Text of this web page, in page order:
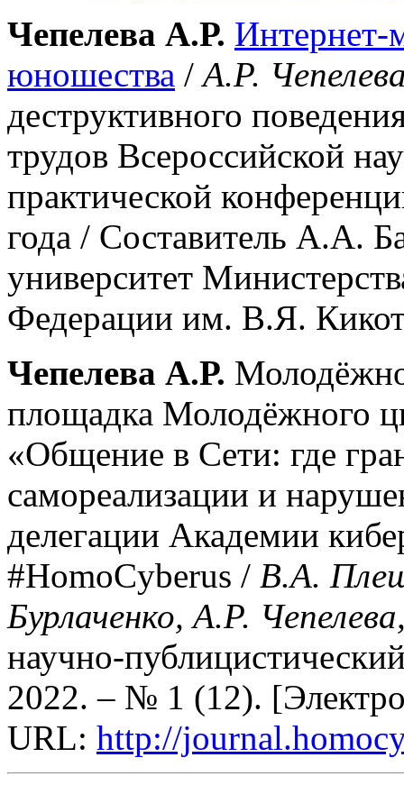
Чепелева А.Р. Интернет-
юношества /А.Р.
деструктивного
трудов Всероссийской
практической
года / Составитель А.А.
университет
Федерации им. В.Я.
Чепелева А.Р.
площадка Молодёжного
«Общение в Сети: где
самореализации и
делегации Академии
#HomoCyberus / В.А.
Бурлаченко, А.Р.
научно-
2022. – № 1 (12).
URL: http://